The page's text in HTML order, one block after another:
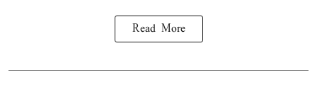
Read More